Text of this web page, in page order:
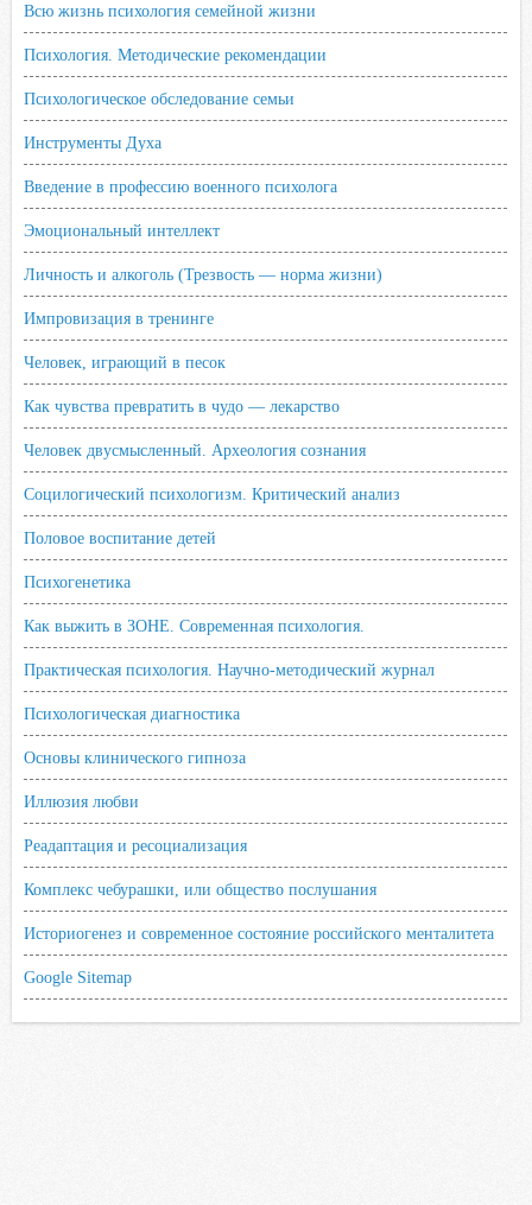
Всю жизнь психология семейной жизни
Психология. Методические рекомендации
Психологическое обследование семьи
Инструменты Духа
Введение в профессию военного психолога
Эмоциональный интеллект
Личность и алкоголь (Трезвость — норма жизни)
Импровизация в тренинге
Человек, играющий в песок
Как чувства превратить в чудо — лекарство
Человек двусмысленный. Археология сознания
Социлогический психологизм. Критический анализ
Половое воспитание детей
Психогенетика
Как выжить в ЗОНЕ. Современная психология.
Практическая психология. Научно-методический журнал
Психологическая диагностика
Основы клинического гипноза
Иллюзия любви
Реадаптация и ресоциализация
Комплекс чебурашки, или общество послушания
Историогенез и современное состояние российского менталитета
Google Sitemap